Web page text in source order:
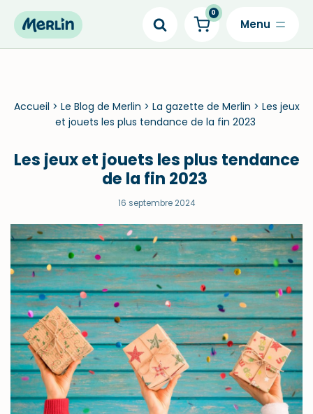
Skip
0
Accueil > Le Blog de Merlin > La gazette de Merlin > Les jeux
et jouets les plus tendance de la fin 2023
Les jeux et jouets les plus tendance
de la fin 2023
16 septembre 2024